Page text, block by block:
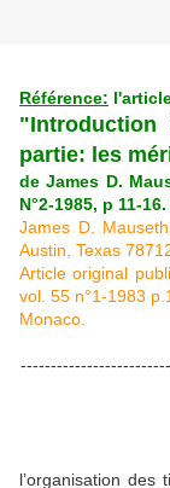
Référence:
"Introduction
partie: les
de James D.
N°2-1985, p 11-
James D.
Austin, Texas
Article original
vol. 55 n°1-1983
Monaco.
La
l’organisation